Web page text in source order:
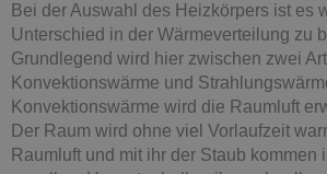
Bei der Auswahl des Heizkörpers ist es
Unterschied in der Wärmeverteilung zu
Grundlegend wird hier zwischen zwei
Konvektionswärme und
Konvektionswärme wird die Raumluft
Der Raum wird ohne viel Vorlaufzeit
Raumluft und mit ihr der Staub kommen